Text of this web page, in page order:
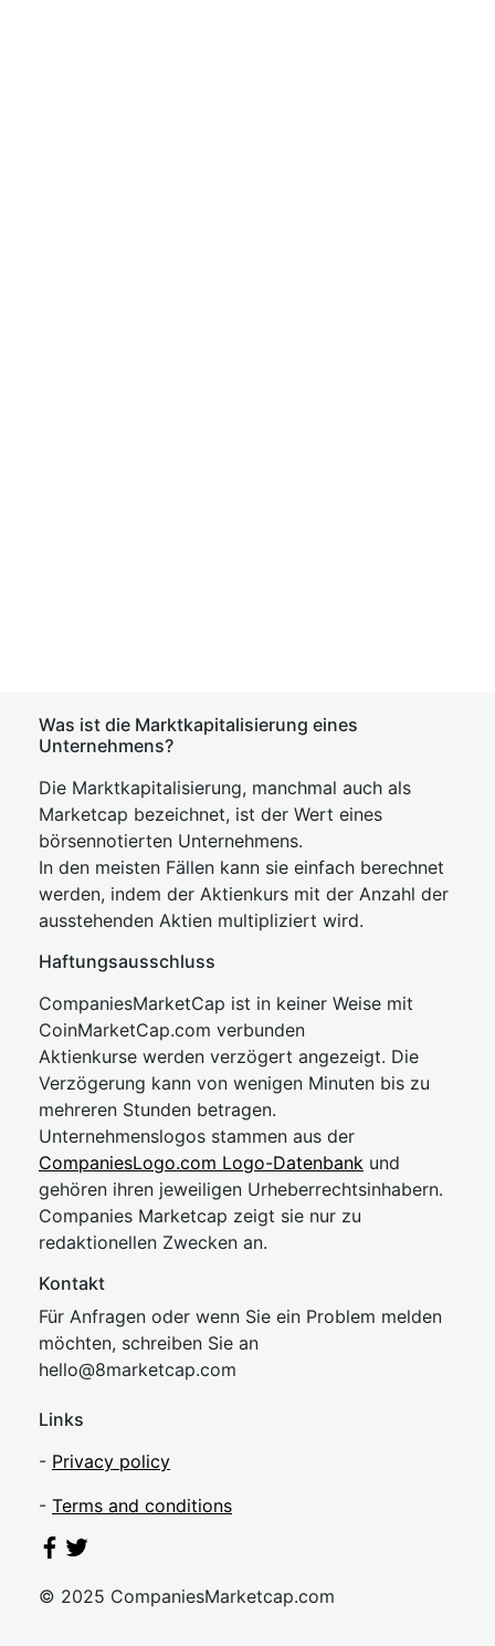
Was ist die Marktkapitalisierung eines
Unternehmens?
Die Marktkapitalisierung, manchmal auch als
Marketcap bezeichnet, ist der Wert eines
börsennotierten Unternehmens.
In den meisten Fällen kann sie einfach berechnet
werden, indem der Aktienkurs mit der Anzahl der
ausstehenden Aktien multipliziert wird.
Haftungsausschluss
CompaniesMarketCap ist in keiner Weise mit
CoinMarketCap.com verbunden
Aktienkurse werden verzögert angezeigt. Die
Verzögerung kann von wenigen Minuten bis zu
mehreren Stunden betragen.
Unternehmenslogos stammen aus der
CompaniesLogo.com Logo-Datenbank und
gehören ihren jeweiligen Urheberrechtsinhabern.
Companies Marketcap zeigt sie nur zu
redaktionellen Zwecken an.
Kontakt
Für Anfragen oder wenn Sie ein Problem melden
möchten, schreiben Sie an
hello@8marketcap.com
Links
- Privacy policy
- Terms and conditions
© 2025 CompaniesMarketcap.com